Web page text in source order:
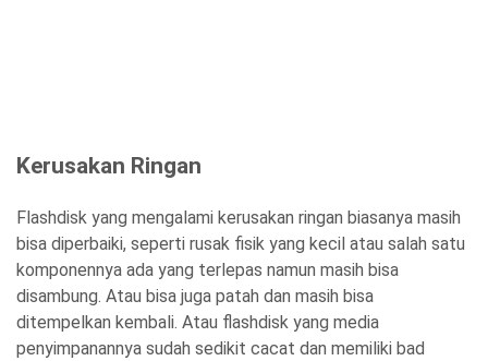
Kerusakan Ringan
Flashdisk yang mengalami kerusakan ringan biasanya masih
bisa diperbaiki, seperti rusak fisik yang kecil atau salah satu
komponennya ada yang terlepas namun masih bisa
disambung. Atau bisa juga patah dan masih bisa
ditempelkan kembali. Atau flashdisk yang media
penyimpanannya sudah sedikit cacat dan memiliki bad